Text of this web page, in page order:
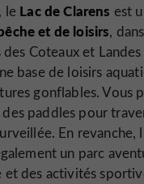
le Lac de Clarens est
et de loisirs,
Coteaux et
base de loisirs
gonflables. Vous
paddles pour
En revanche,
un parc
et des activités